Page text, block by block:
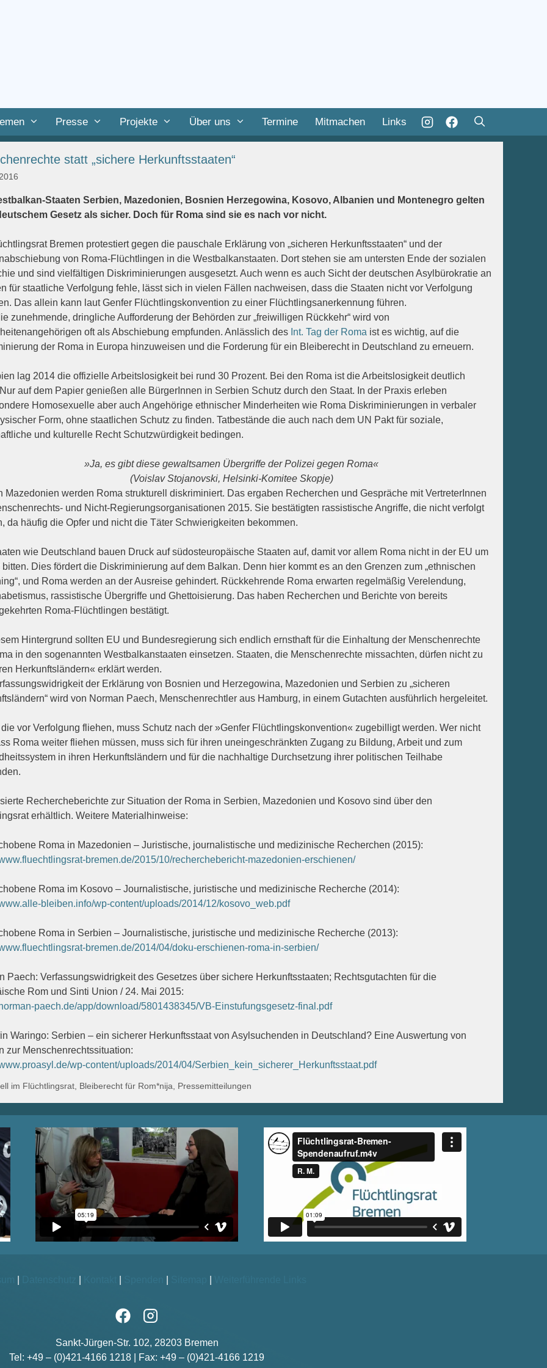
Presse Projekte Über uns Termine Mitmachen Links
statt „sichere Herkunftsstaaten“
Staaten Serbien, Mazedonien, Bosnien Herzegowina, Kosovo, Albanien und Montenegro gelten
Gesetz als sicher. Doch für Roma sind sie es nach vor nicht.
Bremen protestiert gegen die pauschale Erklärung von „sicheren Herkunftsstaaten“ und der
von Roma-Flüchtlingen in die Westbalkanstaaten. Dort stehen sie am untersten Ende der sozialen
und sind vielfältigen Diskriminierungen ausgesetzt. Auch wenn es auch Sicht der deutschen Asylbürokratie an
für staatliche Verfolgung fehle, lässt sich in vielen Fällen nachweisen, dass die Staaten nicht vor Verfolgung
Das allein kann laut Genfer Flüchtlingskonvention zu einer Flüchtlingsanerkennung führen.
zunehmende, dringliche Aufforderung der Behörden zur „freiwilligen Rückkehr“ wird von
oft als Abschiebung empfunden. Anlässlich des Int. Tag der Roma ist es wichtig, auf die
der Roma in Europa hinzuweisen und die Forderung für ein Bleiberecht in Deutschland zu erneuern.
lag 2014 die offizielle Arbeitslosigkeit bei rund 30 Prozent. Bei den Roma ist die Arbeitslosigkeit deutlich
auf dem Papier genießen alle BürgerInnen in Serbien Schutz durch den Staat. In der Praxis erleben
Homosexuelle aber auch Angehörige ethnischer Minderheiten wie Roma Diskriminierungen in verbaler
Form, ohne staatlichen Schutz zu finden. Tatbestände die auch nach dem UN Pakt für soziale,
und kulturelle Recht Schutzwürdigkeit bedingen.
»Ja, es gibt diese gewaltsamen Übergriffe der Polizei gegen Roma«
(Voislav Stojanovski, Helsinki-Komitee Skopje)
Mazedonien werden Roma strukturell diskriminiert. Das ergaben Recherchen und Gespräche mit VertreterInnen
und Nicht-Regierungsorganisationen 2015. Sie bestätigten rassistische Angriffe, die nicht verfolgt
da häufig die Opfer und nicht die Täter Schwierigkeiten bekommen.
wie Deutschland bauen Druck auf südosteuropäische Staaten auf, damit vor allem Roma nicht in der EU um
bitten. Dies fördert die Diskriminierung auf dem Balkan. Denn hier kommt es an den Grenzen zum „ethnischen
und Roma werden an der Ausreise gehindert. Rückkehrende Roma erwarten regelmäßig Verelendung,
rassistische Übergriffe und Ghettoisierung. Das haben Recherchen und Berichte von bereits
Roma-Flüchtlingen bestätigt.
Hintergrund sollten EU und Bundesregierung sich endlich ernsthaft für die Einhaltung der Menschenrechte
in den sogenannten Westbalkanstaaten einsetzen. Staaten, die Menschenrechte missachten, dürfen nicht zu
Herkunftsländern« erklärt werden.
der Erklärung von Bosnien und Herzegowina, Mazedonien und Serbien zu „sicheren
wird von Norman Paech, Menschenrechtler aus Hamburg, in einem Gutachten ausführlich hergeleitet.
die vor Verfolgung fliehen, muss Schutz nach der »Genfer Flüchtlingskonvention« zugebilligt werden. Wer nicht
Roma weiter fliehen müssen, muss sich für ihren uneingeschränkten Zugang zu Bildung, Arbeit und zum
in ihren Herkunftsländern und für die nachhaltige Durchsetzung ihrer politischen Teilhabe
Rechercheberichte zur Situation der Roma in Serbien, Mazedonien und Kosovo sind über den
erhältlich. Weitere Materialhinweise:
Roma in Mazedonien – Juristische, journalistische und medizinische Recherchen (2015):
bremen.de/2015/10/recherchebericht-mazedonien-erschienen/
Roma im Kosovo – Journalistische, juristische und medizinische Recherche (2014):
bleiben.info/wp-content/uploads/2014/12/kosovo_web.pdf
Roma in Serbien – Journalistische, juristische und medizinische Recherche (2013):
bremen.de/2014/04/doku-erschienen-roma-in-serbien/
Paech: Verfassungswidrigkeit des Gesetzes über sichere Herkunftsstaaten; Rechtsgutachten für die
Rom und Sinti Union / 24. Mai 2015:
paech.de/app/download/5801438345/VB-Einstufungsgesetz-final.pdf
Waringo: Serbien – ein sicherer Herkunftsstaat von Asylsuchenden in Deutschland? Eine Auswertung von
zur Menschenrechtssituation:
wp-content/uploads/2014/04/Serbien_kein_sicherer_Herkunftsstaat.pdf
im Flüchtlingsrat, Bleiberecht für Rom*nija, Pressemitteilungen
Sankt-Jürgen-Str. 102, 28203 Bremen
Tel: +49 – (0)421-4166 1218 | Fax: +49 – (0)421-4166 1219